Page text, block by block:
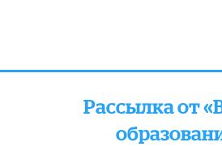
Рассылка от